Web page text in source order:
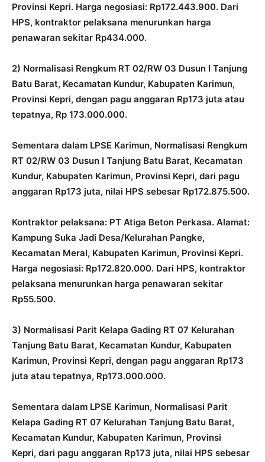
Provinsi Kepri. Harga negosiasi: Rp172.443.900. Dari
HPS, kontraktor pelaksana menurunkan harga
penawaran sekitar Rp434.000.
2) Normalisasi Rengkum RT 02/RW 03 Dusun I Tanjung
Batu Barat, Kecamatan Kundur, Kabupaten Karimun,
Provinsi Kepri, dengan pagu anggaran Rp173 juta atau
tepatnya, Rp 173.000.000.
Sementara dalam LPSE Karimun, Normalisasi Rengkum
RT 02/RW 03 Dusun I Tanjung Batu Barat, Kecamatan
Kundur, Kabupaten Karimun, Provinsi Kepri, dari pagu
anggaran Rp173 juta, nilai HPS sebesar Rp172.875.500.
Kontraktor pelaksana: PT Atiga Beton Perkasa. Alamat:
Kampung Suka Jadi Desa/Kelurahan Pangke,
Kecamatan Meral, Kabupaten Karimun, Provinsi Kepri.
Harga negosiasi: Rp172.820.000. Dari HPS, kontraktor
pelaksana menurunkan harga penawaran sekitar
Rp55.500.
3) Normalisasi Parit Kelapa Gading RT 07 Kelurahan
Tanjung Batu Barat, Kecamatan Kundur, Kabupaten
Karimun, Provinsi Kepri, dengan pagu anggaran Rp173
juta atau tepatnya, Rp173.000.000.
Sementara dalam LPSE Karimun, Normalisasi Parit
Kelapa Gading RT 07 Kelurahan Tanjung Batu Barat,
Kecamatan Kundur, Kabupaten Karimun, Provinsi
Kepri, dari pagu anggaran Rp173 juta, nilai HPS sebesar